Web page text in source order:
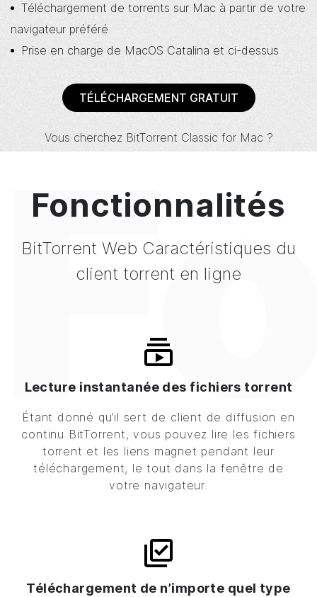
Téléchargement de torrents sur Mac à partir de votre
navigateur préféré
Prise en charge de MacOS Catalina et ci-dessus
TÉLÉCHARGEMENT GRATUIT
Vous cherchez BitTorrent Classic for Mac ?
Fonctionnalités
BitTorrent Web Caractéristiques du
client torrent en ligne
Lecture instantanée des fichiers torrent
Étant donné qu’il sert de client de diffusion en
continu BitTorrent, vous pouvez lire les fichiers
torrent et les liens magnet pendant leur
téléchargement, le tout dans la fenêtre de
votre navigateur.
Téléchargement de n’importe quel type